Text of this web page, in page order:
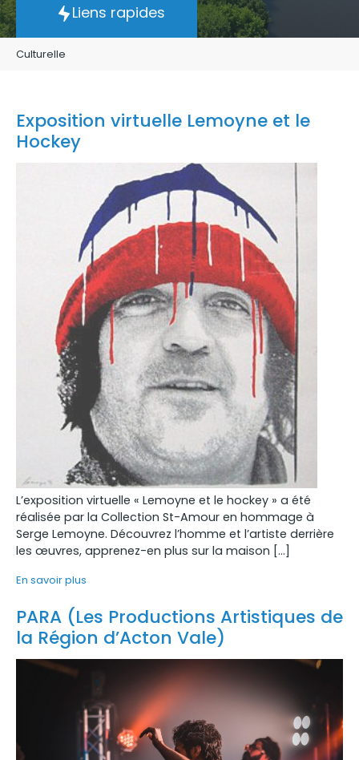
Liens rapides
Culturelle
Exposition virtuelle Lemoyne et le
Hockey
L’exposition virtuelle « Lemoyne et le hockey » a été
réalisée par la Collection St-Amour en hommage à
Serge Lemoyne. Découvrez l’homme et l’artiste derrière
les œuvres, apprenez-en plus sur la maison […]
En savoir plus
PARA (Les Productions Artistiques de
la Région d’Acton Vale)